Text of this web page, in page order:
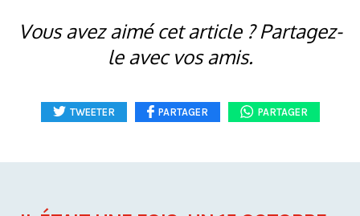
Vous avez aimé cet article ? Partagez-
le avec vos amis.
TWEETER PARTAGER PARTAGER